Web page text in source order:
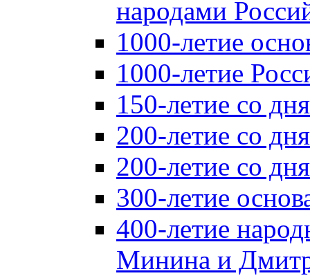
народами
1000-летие
1000-летие
150-летие со
200-летие со
200-летие со
300-летие
400-летие
Минина и